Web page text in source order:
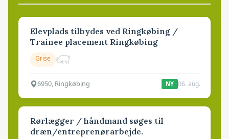
Elevplads tilbydes ved Ringkøbing /
Trainee placement Ringkøbing
Grise
6950, Ringkøbing NY 06. aug.
Rørlægger / håndmand søges til
dræn/entreprenørarbejde.